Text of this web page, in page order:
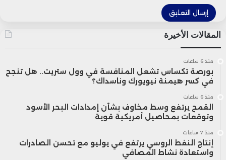
التحول الكهربائي، وسط منافسة متزايدة من
الصين والولايات المتحدة، وضغوط مرتبطة
تقنيات الجيل الجديد من المركبات.
المقالات الأخيرة
منذ 6 ساعات
بورصة تكساس تشعل المنافسة في وول ستريت.. هل تنجح
في كسر هيمنة نيويورك وناسداك؟
منذ 6 ساعات
القمح يرتفع وسط مخاوف بشأن إمدادات البحر الأسود
وتوقعات بمحاصيل أمريكية قوية
منذ 7 ساعات
إنتاج النفط الروسي يرتفع في يوليو مع تحسن الصادرات
واستعادة نشاط المصافي